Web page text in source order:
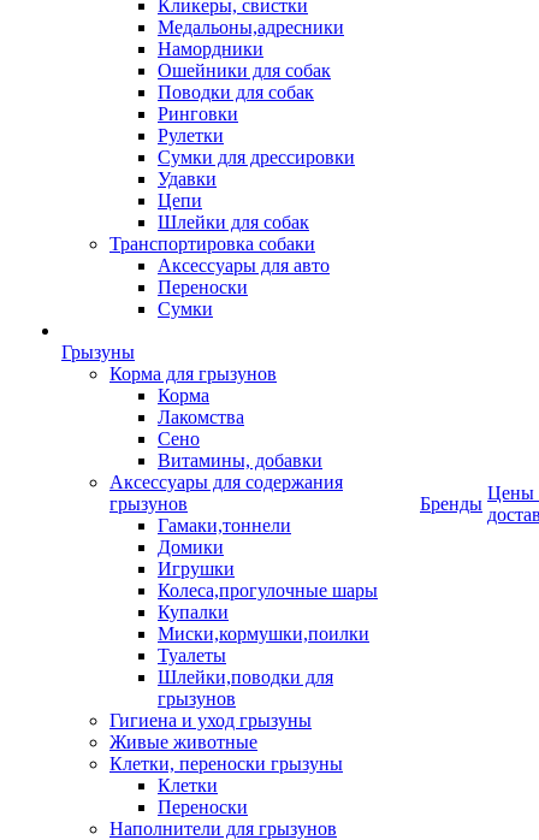
Кликеры, свистки
Медальоны,адресники
Намордники
Ошейники для собак
Поводки для собак
Ринговки
Рулетки
Сумки для дрессировки
Удавки
Цепи
Шлейки для собак
Транспортировка собаки
Аксессуары для авто
Переноски
Сумки
Грызуны
Корма для грызунов
Корма
Лакомства
Сено
Витамины, добавки
Аксессуары для содержания
грызунов
Гамаки,тоннели
Домики
Игрушки
Колеса,прогулочные шары
Купалки
Миски,кормушки,поилки
Туалеты
Шлейки,поводки для
грызунов
Гигиена и уход грызуны
Живые животные
Клетки, переноски грызуны
Клетки
Переноски
Наполнители для грызунов
Бренды
Цены